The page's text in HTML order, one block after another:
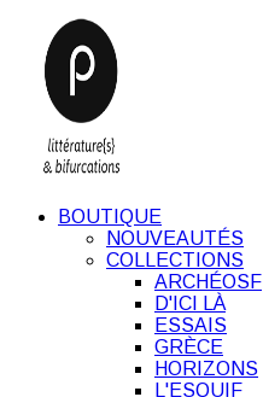
BOUTIQUE
NOUVEAUTÉS
COLLECTIONS
ARCHÉOSF
D'ICI LÀ
ESSAIS
GRÈCE
HORIZONS
L'ESQUIF